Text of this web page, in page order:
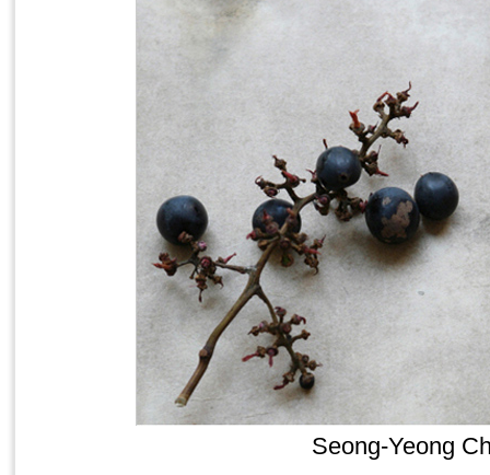
Seong-Yeong